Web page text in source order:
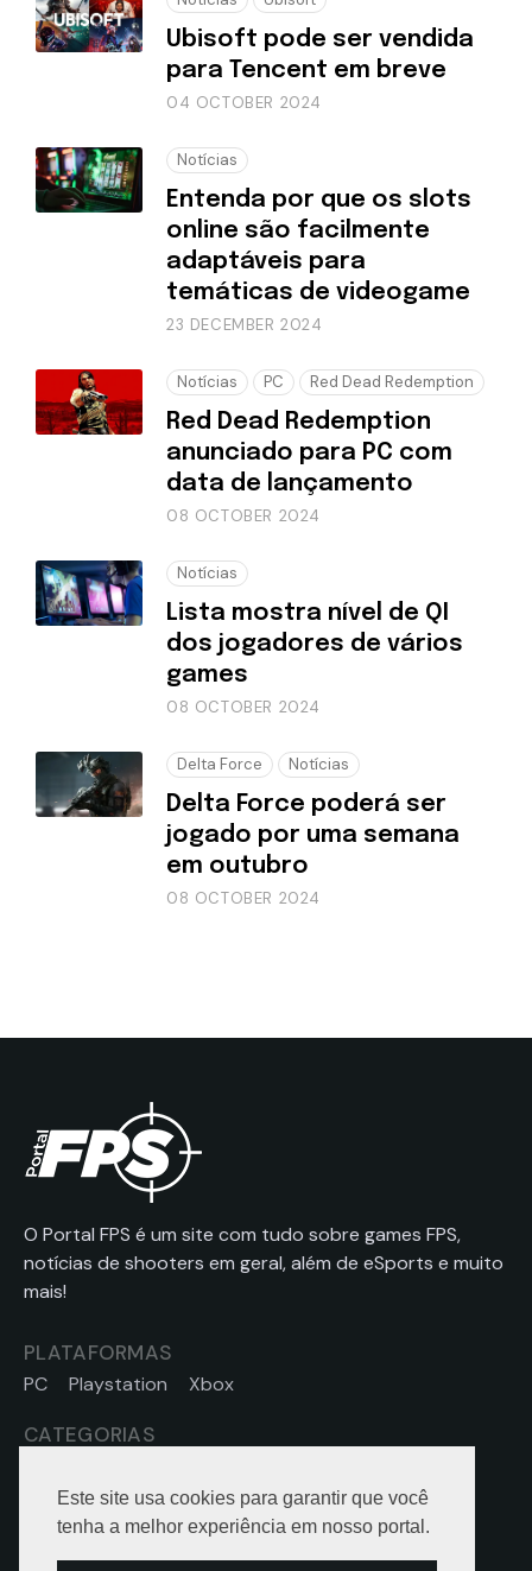
Este site usa cookies para garantir que você
tenha a melhor experiência em nosso portal.
Ubisoft pode ser vendida
para Tencent em breve
04 OCTOBER 2024
Notícias
Entenda por que os slots
online são facilmente
adaptáveis para
temáticas de videogame
23 DECEMBER 2024
Notícias PC Red Dead Redemption
Red Dead Redemption
anunciado para PC com
data de lançamento
08 OCTOBER 2024
Notícias
Lista mostra nível de QI
dos jogadores de vários
games
08 OCTOBER 2024
Delta Force Notícias
Delta Force poderá ser
jogado por uma semana
em outubro
08 OCTOBER 2024
O Portal FPS é um site com tudo sobre games FPS,
notícias de shooters em geral, além de eSports e muito
mais!
PLATAFORMAS
PC Playstation Xbox
CATEGORIAS
SOBRE